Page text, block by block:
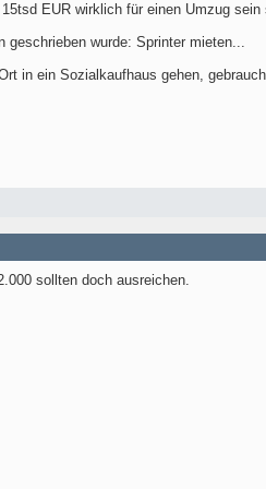
EUR wirklich für einen Umzug
geschrieben wurde: Sprinter mieten...
in ein Sozialkaufhaus gehen,
sollten doch ausreichen.